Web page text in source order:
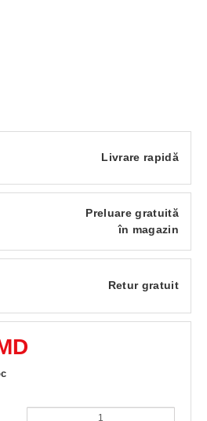
Livrare rapidă
Preluare gratuită
în magazin
Retur gratuit